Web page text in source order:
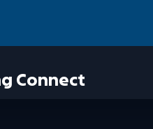
Connect